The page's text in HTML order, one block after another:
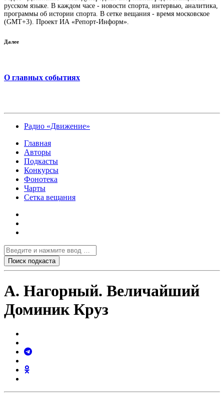
русском языке. В каждом часе - новости спорта, интервью, аналитика,
программы об истории спорта. В сетке вещания - время московское
(GMT+3). Проект ИА «Репорт-Информ».
Далее
О главных событиях
Радио «Движение»
Главная
Авторы
Подкасты
Конкурсы
Фонотека
Чарты
Сетка вещания
А. Нагорный. Величайший
Доминик Круз